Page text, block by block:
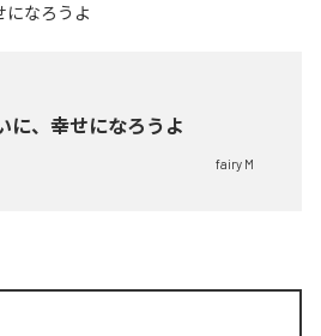
に、幸せになろうよ
fairy M